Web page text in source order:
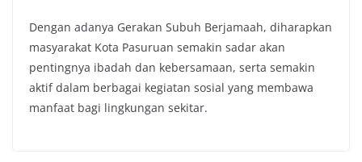
Dengan adanya Gerakan Subuh Berjamaah, diharapkan
masyarakat Kota Pasuruan semakin sadar akan
pentingnya ibadah dan kebersamaan, serta semakin
aktif dalam berbagai kegiatan sosial yang membawa
manfaat bagi lingkungan sekitar.